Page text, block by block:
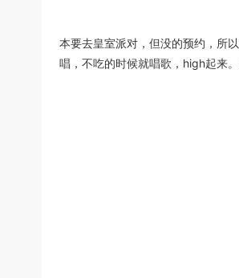
本要去皇室派对，但没的预约，所
唱，不吃的时候就唱歌，high起来